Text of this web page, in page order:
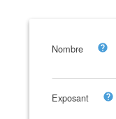
Nombre
Exposant